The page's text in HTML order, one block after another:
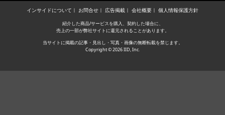
インサイドについて お問合せ 広告掲載 会社概要 個人情報保護方針
紹介した商品/サービスを購入、契約した場合に、
売上の一部が弊社サイトに還元されることがあります。
当サイトに掲載の記事・見出し・写真・画像の無断転載を禁じます。
Copyright © 2026 IID, Inc.